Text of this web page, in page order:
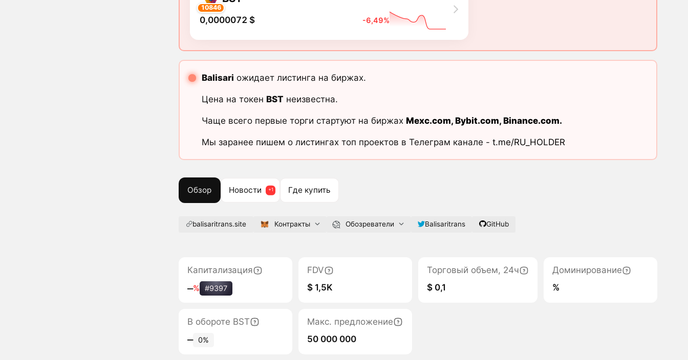
10846
0,0000072 $ -6,49%
Balisari ожидает листинга на биржах.
Цена на токен BST неизвестна.
Чаще всего первые торги стартуют на биржах Mexc.com, Bybit.com, Binance.com.
Мы заранее пишем о листингах топ проектов в Телеграм канале - t.me/RU_HOLDER
Обзор Новости Где купить
balisaritrans.site Контракты Обозреватели Balisaritrans GitHub
Капитализация
‒% #9397
FDV
$ 1,5K
Торговый объем, 24ч
$ 0,1
Доминирование
%
В обороте BST
‒ 0%
Макс. предложение
50 000 000